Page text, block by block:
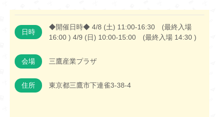
日時
◆開催日時◆ 4/8 (土) 11:00-16:30 (最終入場
16:00 ) 4/9 (日) 10:00-15:00 (最終入場 14:30 )
会場 三鷹産業プラザ
住所 東京都三鷹市下連雀3-38-4